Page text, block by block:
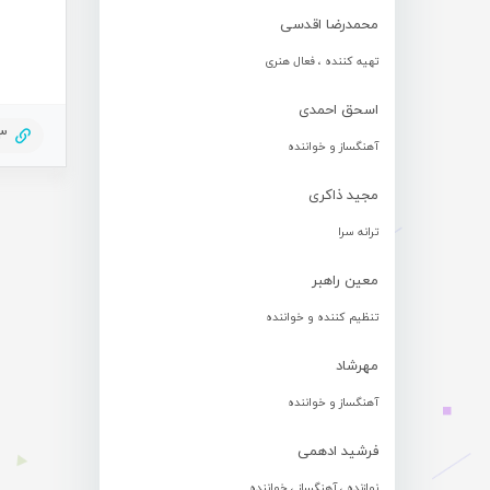
محمدرضا اقدسی
تهیه کننده ، فعال هنری
اسحق احمدی
آهنگساز و خواننده
مجید ذاکری
ترانه سرا
معین راهبر
تنظیم کننده و خواننده
مهرشاد
آهنگساز و خواننده
فرشید ادهمی